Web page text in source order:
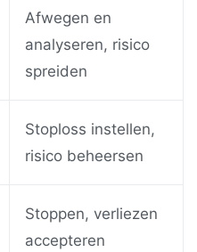
Afwegen en
analyseren, risico
spreiden
Stoploss instellen,
risico beheersen
Stoppen, verliezen
accepteren